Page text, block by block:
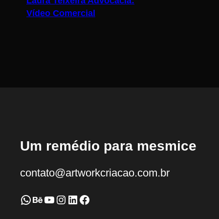
Vídeo Comercial
Um remédio para mesmice
contato@artworkcriacao.com.br
WhatsApp Behance Youtube Instagram LinkedIn Facebook